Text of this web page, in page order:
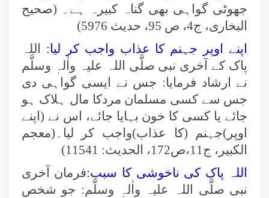
جھوٹی گواہی بھی گناہ کبیرہ ہے۔ (صحیح
البخاری، ج4، ص 95، حدیث 5976)
اپنے اوپر جہنم کا عذاب واجب کر لیا: اللہ
پاک کے آخری نبی صلَّی اللہ علیہ واٰلہٖ وسلَّم
نے ارشاد فرمایا: جس نے ایسی گواہی دی
جس سے کسی مسلمان مردکا مال ہلاک ہو
جائے یا کسی کا خون بہایا جائے، اس نے (اپنے
اوپر)جہنم (کا عذاب)واجب کر لیا۔(معجم
الکبیر، ج11،ص172، الحدیث: 11541)
اللہ پاک کی ناخوشی کا سبب:فرمان آخری
نبی صلَّی اللہ علیہ واٰلہٖ وسلَّم: جو شخص